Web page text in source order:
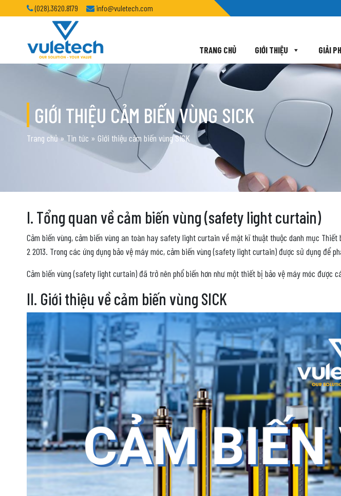
(028).3620.8179 info@vuletech.com
TRANG CHỦ GIỚI THIỆU GIẢI
GIỚI THIỆU CẢM BIẾN VÙNG SICK
Trang chủ» Tin tức » Giới thiệu cảm biến vùng SICK
I. Tổng quan về cảm biến vùng (safety light curtain)
Cảm biến vùng, cảm biến vùng an toàn hay safety light curtain về mặt kĩ thuật thuộc danh mục Thiết
2 2013. Trong các ứng dụng bảo vệ máy móc, cảm biến vùng (safety light curtain) được sử dụng để
Cảm biến vùng (safety light curtain) đã trở nên phổ biến hơn như một thiết bị bảo vệ máy móc được
II. Giới thiệu về cảm biến vùng SICK